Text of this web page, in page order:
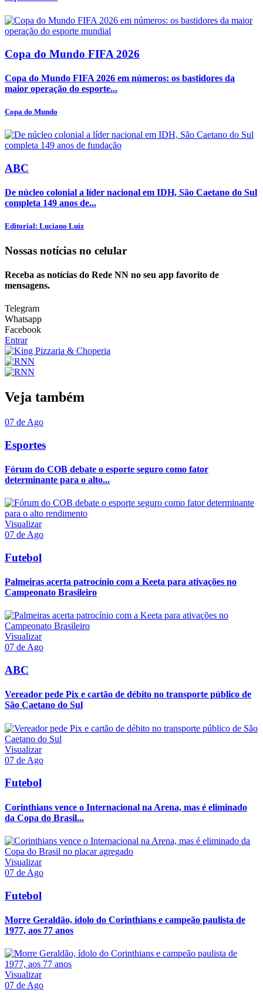
Copa do Mundo FIFA 2026
Copa do Mundo FIFA 2026 em números: os bastidores da
maior operação do esporte...
Copa do Mundo
ABC
De núcleo colonial a líder nacional em IDH, São Caetano do Sul
completa 149 anos de...
Editorial: Luciano Luiz
Nossas notícias no celular
Receba as notícias do Rede NN no seu app favorito de
mensagens.
Telegram
Whatsapp
Facebook
Entrar
Veja também
07 de Ago
Esportes
Fórum do COB debate o esporte seguro como fator
determinante para o alto...
Visualizar
07 de Ago
Futebol
Palmeiras acerta patrocínio com a Keeta para ativações no
Campeonato Brasileiro
Visualizar
07 de Ago
ABC
Vereador pede Pix e cartão de débito no transporte público de
São Caetano do Sul
Visualizar
07 de Ago
Futebol
Corinthians vence o Internacional na Arena, mas é eliminado
da Copa do Brasil...
Visualizar
07 de Ago
Futebol
Morre Geraldão, ídolo do Corinthians e campeão paulista de
1977, aos 77 anos
Visualizar
07 de Ago